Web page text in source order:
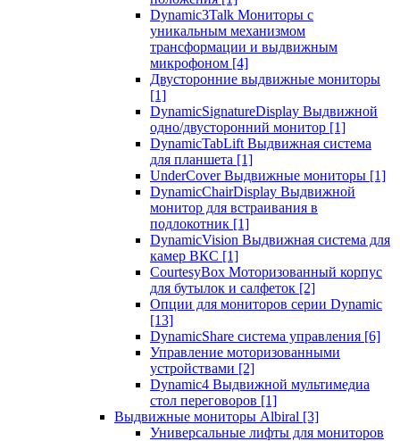
Dynamic3Talk Мониторы с
уникальным механизмом
трансформации и выдвижным
микрофоном [4]
Двусторонние выдвижные мониторы
[1]
DynamicSignatureDisplay Выдвижной
одно/двусторонний монитор [1]
DynamicTabLift Выдвижная система
для планшета [1]
UnderCover Выдвижные мониторы [1]
DynamicChairDisplay Выдвижной
монитор для встраивания в
подлокотник [1]
DynamicVision Выдвижная система для
камер ВКС [1]
CourtesyBox Моторизованный корпус
для бутылок и салфеток [2]
Опции для мониторов серии Dynamic
[13]
DynamicShare система управления [6]
Управление моторизованными
устройствами [2]
Dynamic4 Выдвижной мультимедиа
стол переговоров [1]
Выдвижные мониторы Albiral [3]
Универсальные лифты для мониторов